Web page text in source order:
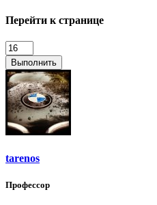
Перейти к странице
Выполнить
tarenos
Профессор